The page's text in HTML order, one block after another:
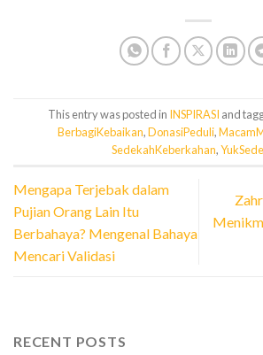
This entry was posted in INSPIRASI and
BerbagiKebaikan,DonasiPeduli,
SedekahKeberkahan,
Mengapa Terjebak dalam
Pujian Orang Lain Itu
Berbahaya? Mengenal Bahaya
Mencari Validasi
RECENT POSTS